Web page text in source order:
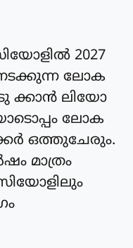
2027
ലോക
ക്കാന്‍ ലിയോ
ലോക
ഒത്തുചേരും.
മാത്രം